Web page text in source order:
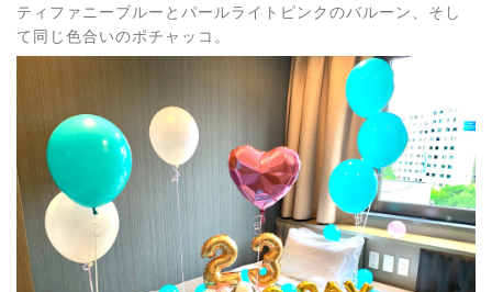
ティファニーブルーとパールライトピンクのバルーン、そし
て同じ色合いのポチャッコ。